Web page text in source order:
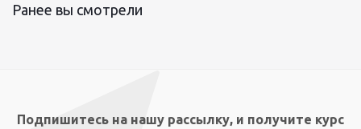
Ранее вы смотрели
Подпишитесь на нашу рассылку, и получите курс